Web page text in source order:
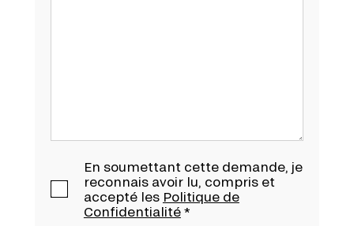
En soumettant cette demande, je
reconnais avoir lu, compris et
accepté les Politique de
Confidentialité *